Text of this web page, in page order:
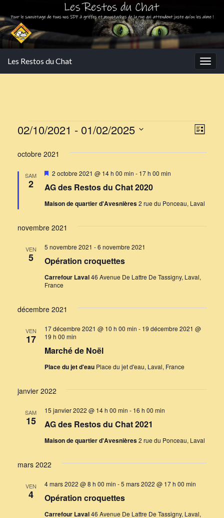
Les Restos du Chat
Évènements
vues
Liste
02/10/2021 - 01/02/2025
une
octobre 2021
SAM
2 AG des Restos du Chat 2020
Mis
avant
2 octobre 2021 @ 14 h 00 min - 17 h 00 min
Maison de quartier d'Avesnières2 rue du Ponceau, Laval
novembre 2021
VEN
5 Opération croquettes
5 novembre 2021 -6 novembre 2021
Carrefour Laval46 Avenue De Lattre De Tassigny, Laval,
France
décembre 2021
VEN
17
Marché de Noël
17 décembre 2021 @ 10 h 00 min - 19 décembre 2021 @
19 h 00 min
Place du jet d'eau Place du jet d'eau, Laval, France
janvier 2022
SAM
15 AG des Restos du Chat 2021
15 janvier 2022 @ 14 h 00 min - 16 h 00 min
Maison de quartier d'Avesnières2 rue du Ponceau, Laval
mars 2022
VEN
4 Opération croquettes
4 mars 2022 @ 8 h 00 min -5 mars 2022 @ 17 h 00 min
Carrefour Laval46 Avenue De Lattre De Tassigny, Laval,